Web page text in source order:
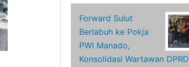
Forward Sulut
Berlabuh ke Pokja
PWI Manado,
Konsolidasi Wartawan DPRD